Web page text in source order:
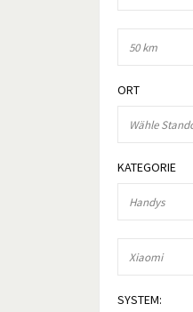
ORT
KATEGORIE
SYSTEM: